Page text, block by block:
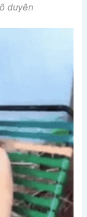
duyên